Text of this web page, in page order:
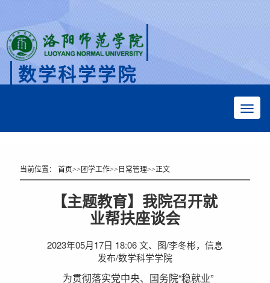
数学科学学院
当前位置：首页>> 团学工作>> 日常管理>>正文
【主题教育】我院召开就
业帮扶座谈会
2023年05月17日 18:06 文、图/李冬彬，信息
发布/数学科学学院
为贯彻落实党中央、国务院“稳就业”